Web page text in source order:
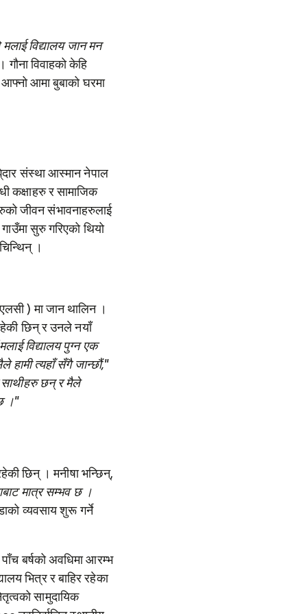
विद्यालय जान मन
गौना विवाहको केहि
आफ्नो आमा बुबाको घरमा
संस्था आस्मान नेपाल
कक्षाहरु र सामाजिक
जीवन संभावनाहरुलाई
सुरु गरिएको थियो
।
) मा जान थालिन ।
छिन् र उनले नयाँ
विद्यालय पुग्न एक
हामी त्यहाँ सँगै जान्छौं,"
साथीहरु छन् र मैले
।"
छिन् । मनीषा भन्छिन्,
मात्र सम्भव छ ।
कोव्यवसाय शुरू गर्ने
बर्षको अवधिमा आरम्भ
भित्र र बाहिर रहेका
सामुदायिक